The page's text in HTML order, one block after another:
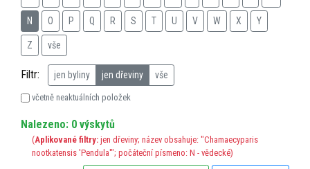
N O P Q R S T U V W X Y
Z vše
Filtr: jen byliny jen dřeviny vše
včetně neaktuálních položek
Nalezeno: 0 výskytů
(Aplikované filtry: jen dřeviny; název obsahuje: "Chamaecyparis
nootkatensis 'Pendula'"; počáteční písmeno: N - vědecké)